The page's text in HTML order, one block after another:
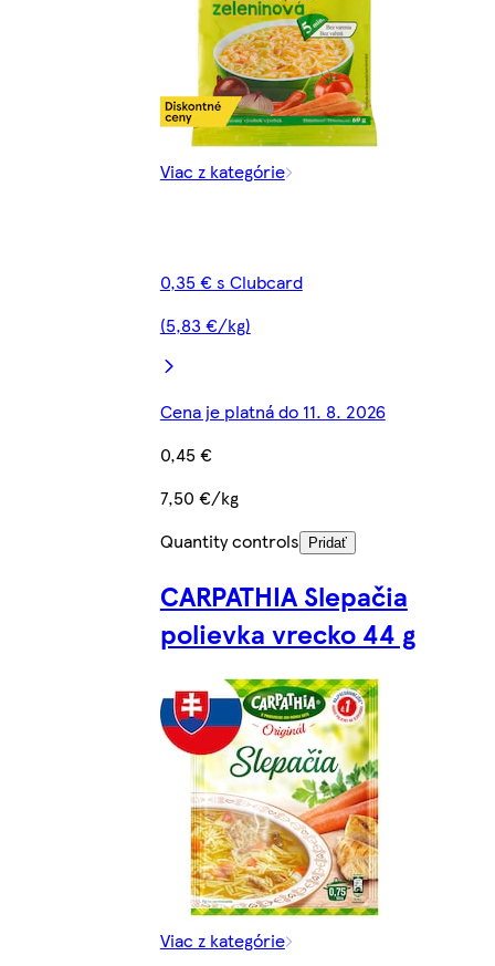
Viac z kategórie
0,35 € s Clubcard
(5,83 €/kg)
Cena je platná do 11. 8. 2026
0,45 €
7,50 €/kg
Quantity controls
Pridať
CARPATHIA Slepačia
polievka vrecko 44 g
Viac z kategórie